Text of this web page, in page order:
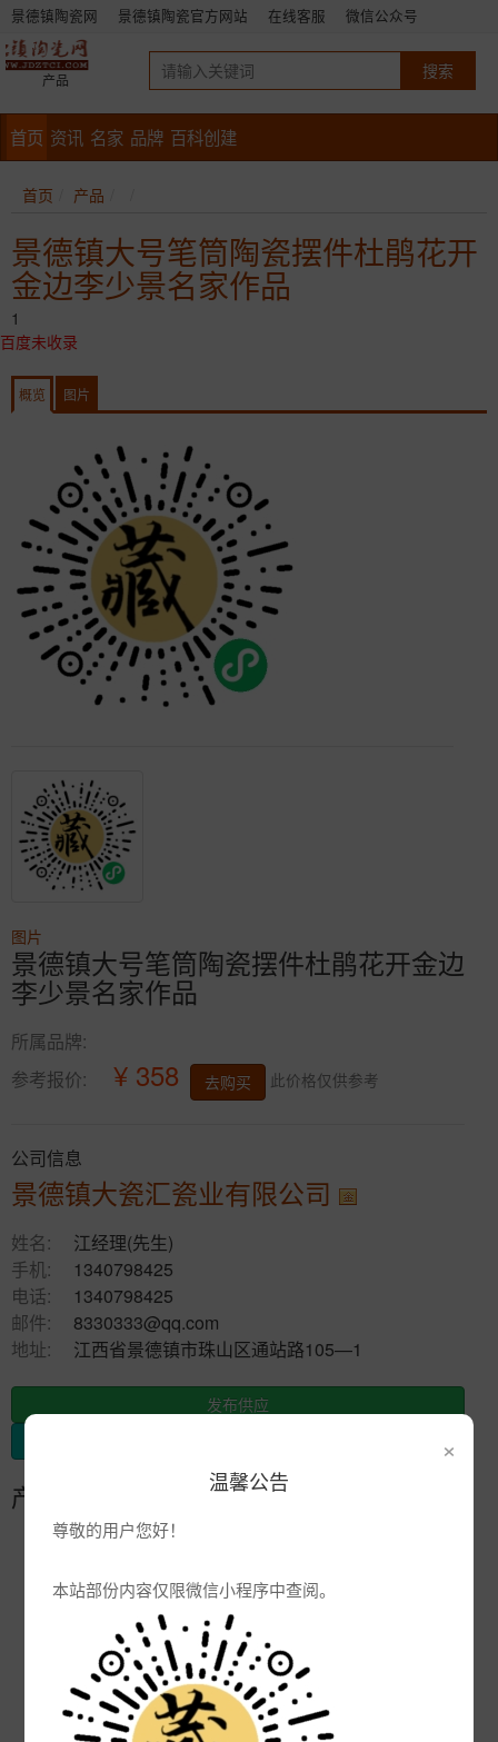
×
温馨公告
尊敬的用户您好！
本站部份内容仅限微信小程序中查阅。
景德镇陶瓷网 景德镇陶瓷官方网站 在线客服 微信公众号
产品
首页 资讯 名家 品牌 百科创建
首页 产品
景德镇大号笔筒陶瓷摆件杜鹃花开
金边李少景名家作品
1
百度未收录
概览 图片
图片
景德镇大号笔筒陶瓷摆件杜鹃花开金边
李少景名家作品
所属品牌:
参考报价:
¥ 358 去购买 此价格仅供参考
公司信息
景德镇大瓷汇瓷业有限公司
姓名:
江经理(先生)
手机:
1340798425
电话:
1340798425
邮件:
8330333@qq.com
地址:
江西省景德镇市珠山区通站路105—1
发布供应
产品参数
品牌:
景德镇
9649
厂商:
景德镇大瓷汇瓷业有限公司
2021-10-18 15:13:19